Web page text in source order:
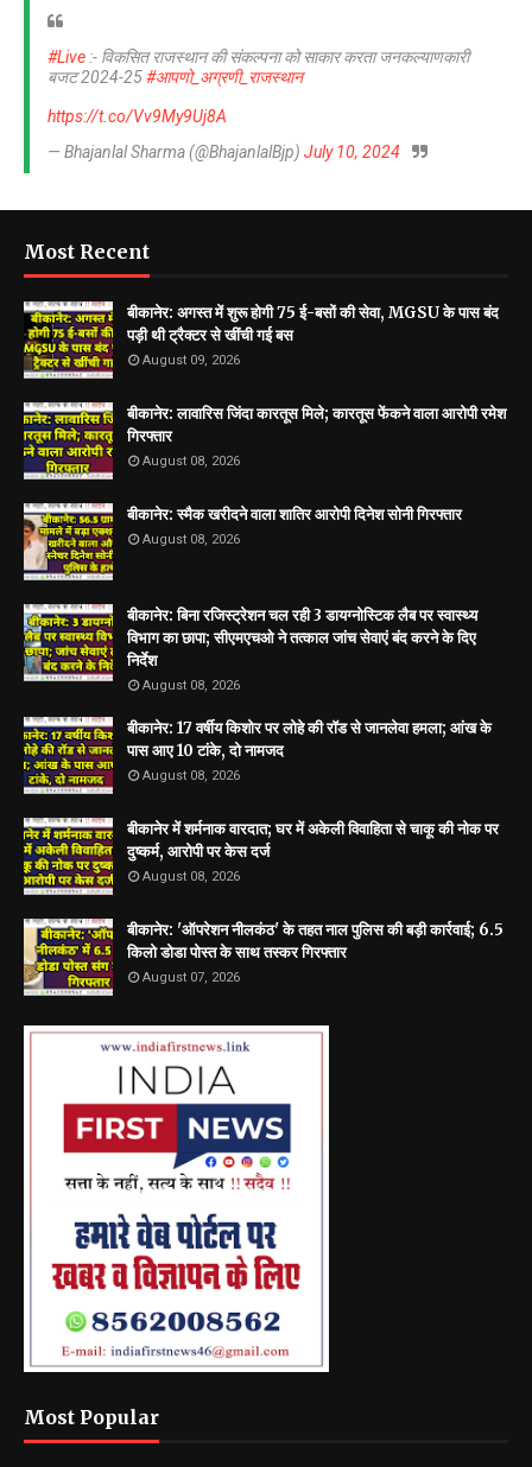
#Live :- विकसित राजस्थान की संकल्पना को साकार करता जनकल्याणकारी
बजट 2024-25#आपणो_अग्रणी_राजस्थान
https://t.co/Vv9My9Uj8A
— Bhajanlal Sharma (@BhajanlalBjp) July 10, 2024
Most Recent
बीकानेर: अगस्त में शुरू होगी 75 ई-बसों की सेवा, MGSU के पास बंद
पड़ी थी ट्रैक्टर से खींची गई बस
August 09, 2026
बीकानेर: लावारिस जिंदा कारतूस मिले; कारतूस फेंकने वाला आरोपी रमेश
गिरफ्तार
August 08, 2026
बीकानेर: स्मैक खरीदने वाला शातिर आरोपी दिनेश सोनी गिरफ्तार
August 08, 2026
बीकानेर: बिना रजिस्ट्रेशन चल रही 3 डायग्नोस्टिक लैब पर स्वास्थ्य
विभाग का छापा; सीएमएचओ ने तत्काल जांच सेवाएं बंद करने के दिए
निर्देश
August 08, 2026
बीकानेर: 17 वर्षीय किशोर पर लोहे की रॉड से जानलेवा हमला; आंख के
पास आए 10 टांके, दो नामजद
August 08, 2026
बीकानेर में शर्मनाक वारदात; घर में अकेली विवाहिता से चाकू की नोक पर
दुष्कर्म, आरोपी पर केस दर्ज
August 08, 2026
बीकानेर: 'ऑपरेशन नीलकंठ' के तहत नाल पुलिस की बड़ी कार्रवाई; 6.5
किलो डोडा पोस्त के साथ तस्कर गिरफ्तार
August 07, 2026
Most Popular